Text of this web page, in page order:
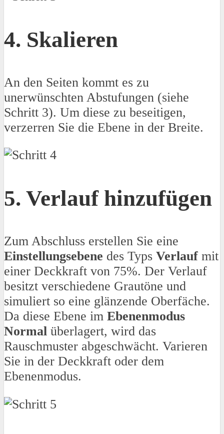
4. Skalieren
An den Seiten kommt es zu
unerwünschten Abstufungen (siehe
Schritt 3). Um diese zu beseitigen,
verzerren Sie die Ebene in der Breite.
5. Verlauf hinzufügen
Zum Abschluss erstellen Sie eine
Einstellungsebene des Typs Verlauf mit
einer Deckkraft von 75%. Der Verlauf
besitzt verschiedene Grautöne und
simuliert so eine glänzende Oberfäche.
Da diese Ebene im Ebenenmodus
Normal überlagert, wird das
Rauschmuster abgeschwächt. Varieren
Sie in der Deckkraft oder dem
Ebenenmodus.